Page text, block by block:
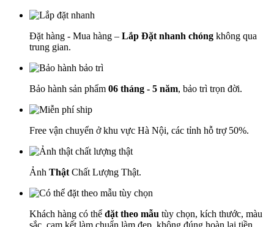
Đặt hàng - Mua hàng – Lắp Đặt nhanh chóng không qua
trung gian.
Bảo hành sản phẩm 06 tháng - 5 năm, bảo trì trọn đời.
Free vận chuyển ở khu vực Hà Nội, các tỉnh hỗ trợ 50%.
Ảnh Thật Chất Lượng Thật.
Khách hàng có thể đặt theo mẫu tùy chọn, kích thước, màu
sắc, cam kết làm chuẩn làm đẹp, không đúng hoàn lại tiền.